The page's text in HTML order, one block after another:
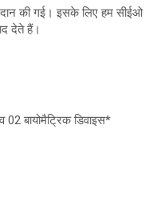
की गई। इसके लिए हम
देते हैं।
02 बायोमैट्रिक डिवाइस*